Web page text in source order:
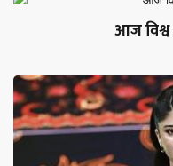
आज विश्व